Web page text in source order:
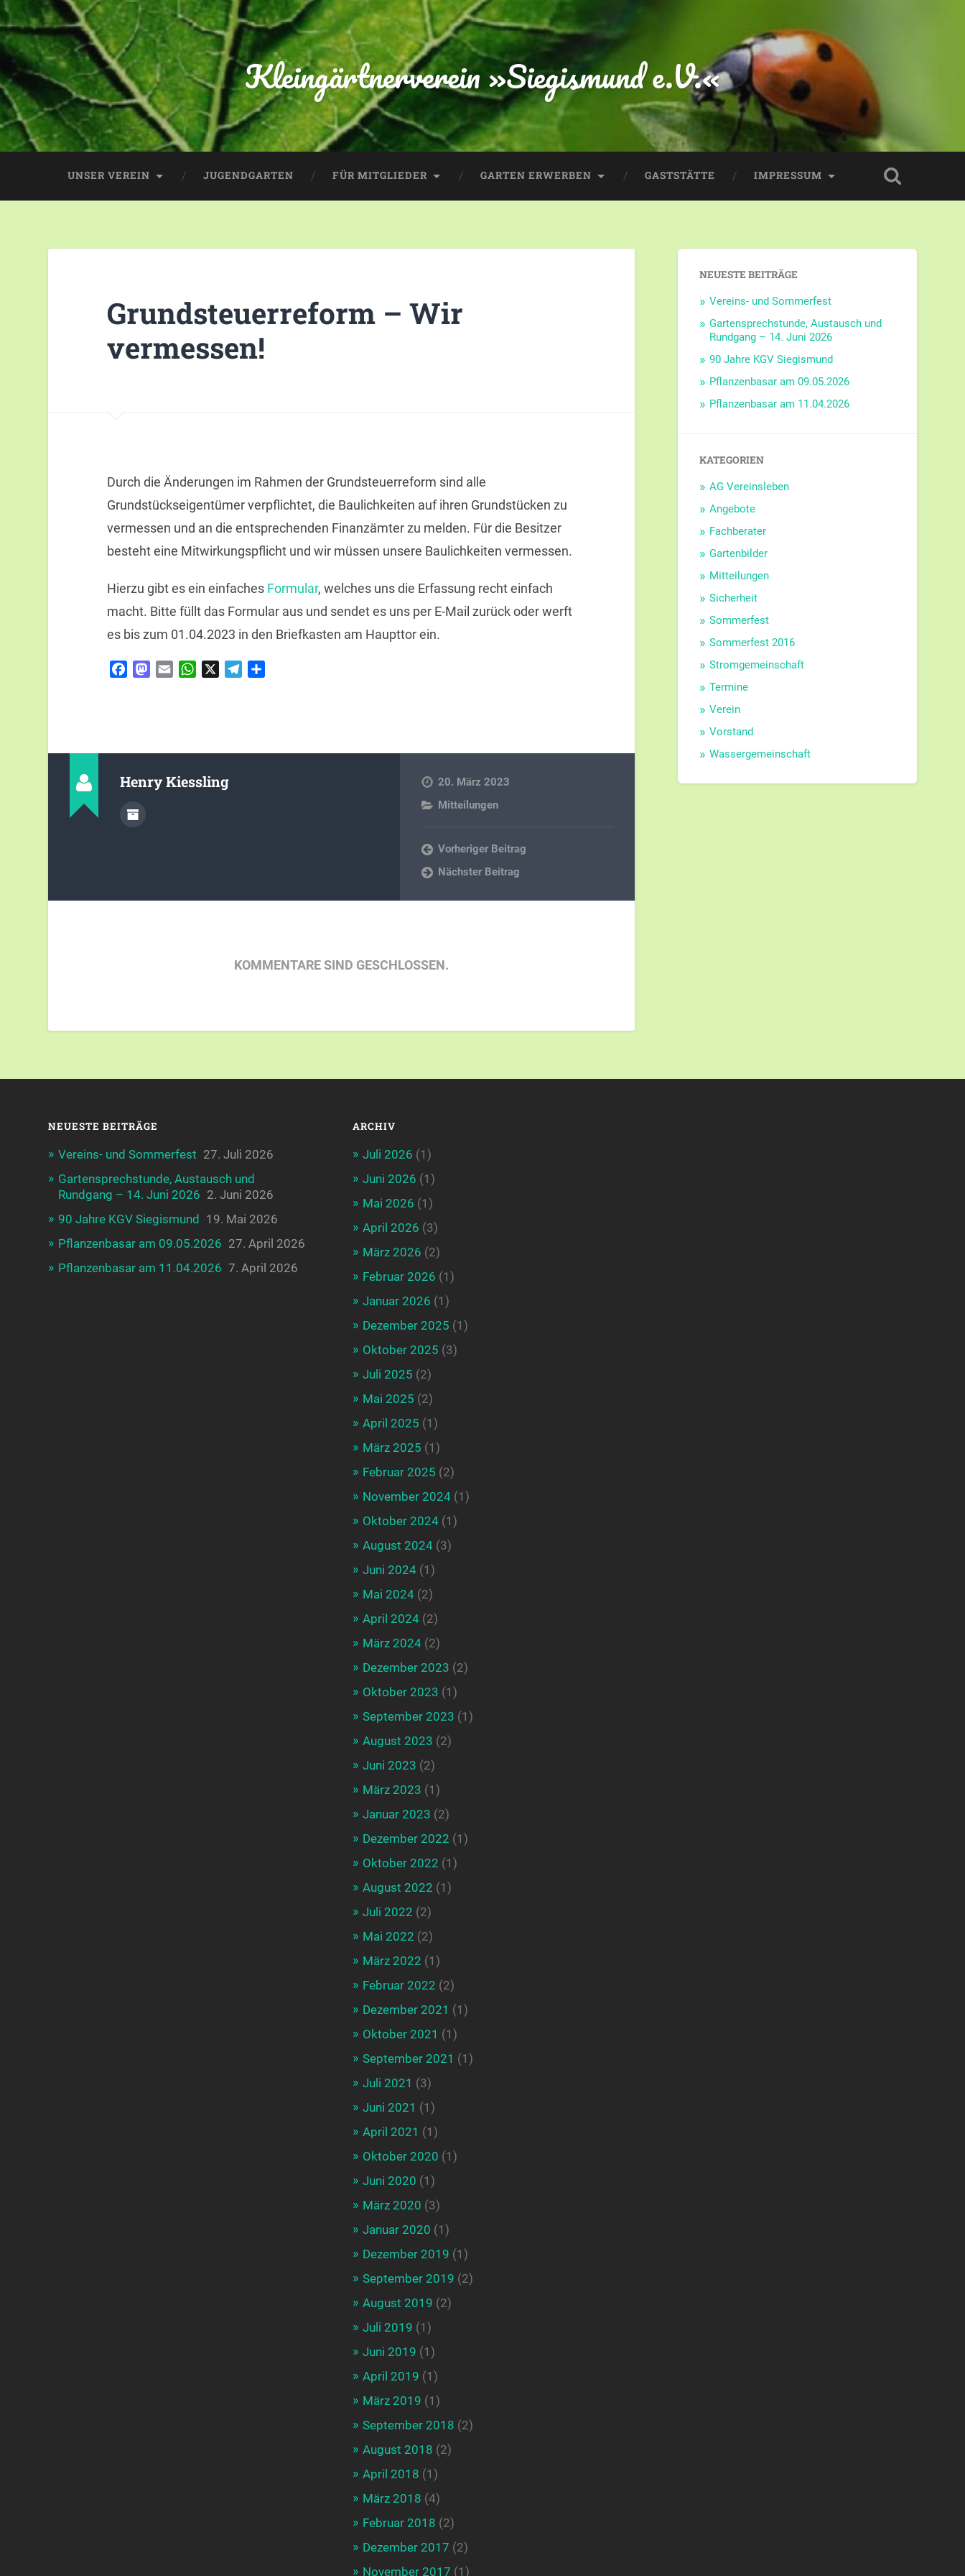
Kleingärtnerverein »Siegismund e.V.«
UNSER VEREIN JUGENDGARTEN FÜR MITGLIEDER GARTEN ERWERBEN GASTSTÄTTE IMPRESSUM
Grundsteuerreform – Wir
vermessen!
Durch die Änderungen im Rahmen der Grundsteuerreform sind alle
Grundstückseigentümer verpflichtet, die Baulichkeiten auf ihren Grundstücken zu
vermessen und an die entsprechenden Finanzämter zu melden. Für die Besitzer
besteht eine Mitwirkungspflicht und wir müssen unsere Baulichkeiten vermessen.
Hierzu gibt es ein einfaches Formular, welches uns die Erfassung recht einfach
macht. Bitte füllt das Formular aus und sendet es uns per E-Mail zurück oder werft
es bis zum 01.04.2023 in den Briefkasten am Haupttor ein.
FacebookMastodon
Email WhatsApp Telegram
Henry Kiessling
20. März 2023
Mitteilungen
Vorheriger Beitrag
Nächster Beitrag
KOMMENTARE SIND GESCHLOSSEN.
NEUESTE BEITRÄGE
Vereins- und Sommerfest
Gartensprechstunde, Austausch und
Rundgang – 14. Juni 2026
90 Jahre KGV Siegismund
Pflanzenbasar am 09.05.2026
Pflanzenbasar am 11.04.2026
KATEGORIEN
AG Vereinsleben
Angebote
Fachberater
Gartenbilder
Mitteilungen
Sicherheit
Sommerfest
Sommerfest 2016
Stromgemeinschaft
Termine
Verein
Vorstand
Wassergemeinschaft
NEUESTE BEITRÄGE
Vereins- und Sommerfest 27. Juli 2026
Gartensprechstunde, Austausch und
Rundgang – 14. Juni 2026 2. Juni 2026
90 Jahre KGV Siegismund
19. Mai 2026
Pflanzenbasar am 09.05.2026 27. April 2026
Pflanzenbasar am 11.04.2026 7. April 2026
ARCHIV
Juli 2026 (1)
Juni 2026 (1)
Mai 2026 (1)
April 2026 (3)
März 2026 (2)
Februar 2026 (1)
Januar 2026 (1)
Dezember 2025 (1)
Oktober 2025 (3)
Juli 2025 (2)
Mai 2025 (2)
April 2025 (1)
März 2025 (1)
Februar 2025 (2)
November 2024(1)
Oktober 2024(1)
August 2024(3)
Juni 2024(1)
Mai 2024(2)
April 2024(2)
März 2024(2)
Dezember 2023 (2)
Oktober 2023 (1)
September 2023 (1)
August 2023 (2)
Juni 2023 (2)
März 2023 (1)
Januar 2023 (2)
Dezember 2022 (1)
Oktober 2022 (1)
August 2022 (1)
Juli 2022 (2)
Mai 2022 (2)
März 2022 (1)
Februar 2022 (2)
Dezember 2021 (1)
Oktober 2021 (1)
September 2021 (1)
Juli 2021 (3)
Juni 2021 (1)
April 2021 (1)
Oktober 2020 (1)
Juni 2020 (1)
März 2020 (3)
Januar 2020 (1)
Dezember 2019 (1)
September 2019 (2)
August 2019 (2)
Juli 2019 (1)
Juni 2019 (1)
April 2019 (1)
März 2019 (1)
September 2018 (2)
August 2018 (2)
April 2018 (1)
März 2018 (4)
Februar 2018 (2)
Dezember 2017 (2)
November 2017 (1)